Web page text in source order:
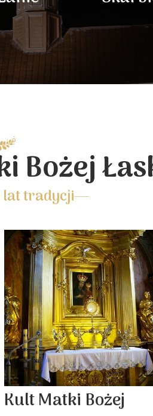
Bożej
lat tradycji
Kult Matki Bożej